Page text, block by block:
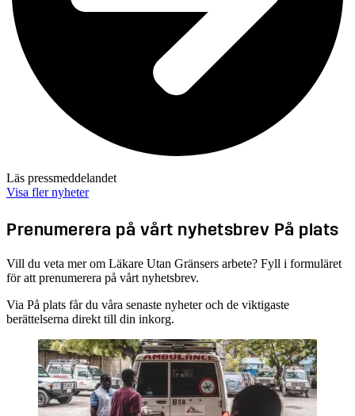
Läs pressmeddelandet
Visa fler nyheter
Prenumerera på vårt nyhetsbrev På plats
Vill du veta mer om Läkare Utan Gränsers arbete? Fyll i formuläret
för att prenumerera på vårt nyhetsbrev.
Via På plats får du våra senaste nyheter och de viktigaste
berättelserna direkt till din inkorg.